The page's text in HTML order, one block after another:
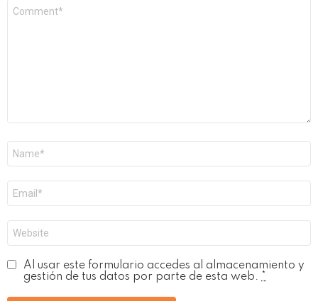
electrónico
*
Al usar este formulario accedes al almacenamiento y
gestión de tus datos por parte de esta web. *